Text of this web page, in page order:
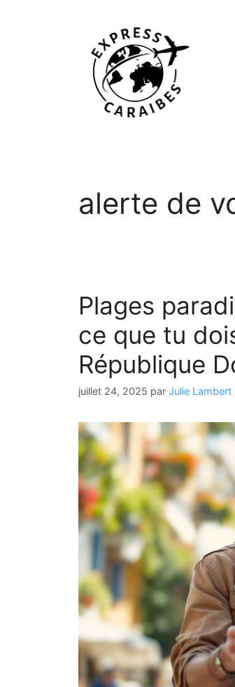
alerte de
Plages
ce que tu
République
juillet 24, 2025 par Julie Lambert